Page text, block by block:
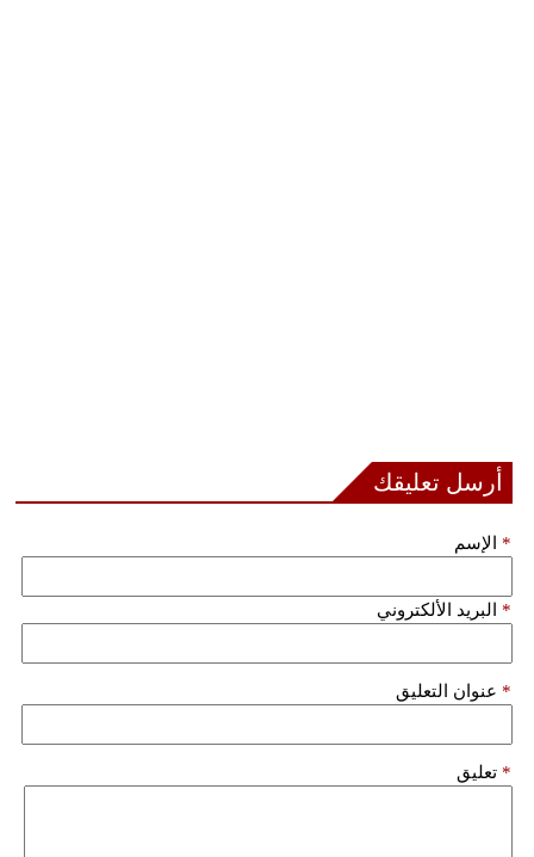
أرسل تعليقك
الإسم *
البريد الألكتروني *
عنوان التعليق *
تعليق *